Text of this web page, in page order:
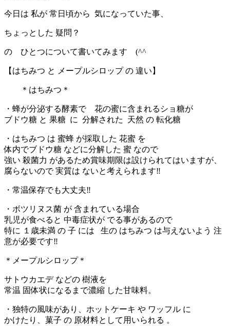
今日は 私が 常日頃から 気になっていた事、
ちょっとした 疑問？
の ひとつについて書いてみます (^^ゞ
【はちみつ と メープルシロップ の 違い】
＊はちみつ＊
・蜂が分泌する酵素で 花の蜜に含まれるショ糖が
ブドウ糖 と 果糖 に 分解された 天然 の 転化糖
・はちみつ は 蜜蜂 が採取した 花蜜 を
体内でブドウ糖 などに分解した 蜜 なので
強い 殺菌力 があるため賞味期限は設けられてはいますが、
腐らないので 実質は ないと考えられます‼
・常温保存でも大丈夫‼
・ボツリヌス菌 が 含まれている場合
乳児が食べると 中毒症状が でる事があるので
特に １歳未満 の 子 には 生の はちみつ は与えないよう 注
意が必要です‼
＊メープルシロップ＊
サトウカエデ などの 樹液を
常温 固体状になるまで濃縮 した甘味料。
・独特の風味があり、ホットケーキ や ワッフル に
かけたり、菓子 の 原材料として用いられる 。